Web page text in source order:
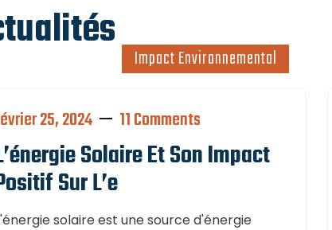
Impact Environnemental
25, 2024 11 Comments
Solaire Et Son Impact
Sur L’e
solaire est une source d'énergie